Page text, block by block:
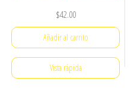
$42.00
Añadir al carrito
Vista rápida